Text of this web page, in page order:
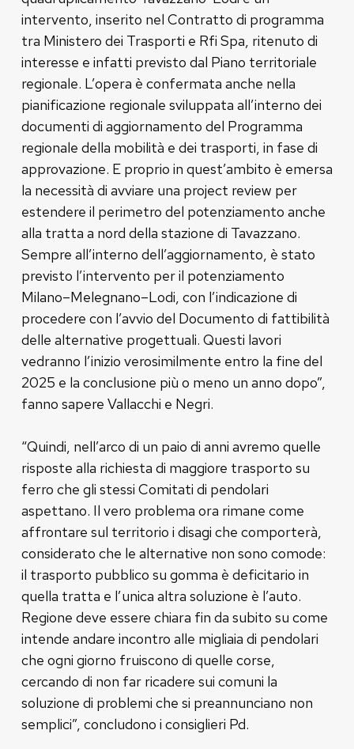
intervento, inserito nel Contratto di programma
tra Ministero dei Trasporti e Rfi Spa, ritenuto di
interesse e infatti previsto dal Piano territoriale
regionale. L’opera è confermata anche nella
pianificazione regionale sviluppata all’interno dei
documenti di aggiornamento del Programma
regionale della mobilità e dei trasporti, in fase di
approvazione. E proprio in quest’ambito è emersa
la necessità di avviare una project review per
estendere il perimetro del potenziamento anche
alla tratta a nord della stazione di Tavazzano.
Sempre all’interno dell’aggiornamento, è stato
previsto l’intervento per il potenziamento
Milano–Melegnano–Lodi, con l’indicazione di
procedere con l’avvio del Documento di fattibilità
delle alternative progettuali. Questi lavori
vedranno l’inizio verosimilmente entro la fine del
2025 e la conclusione più o meno un anno dopo”,
fanno sapere Vallacchi e Negri.
“Quindi, nell’arco di un paio di anni avremo quelle
risposte alla richiesta di maggiore trasporto su
ferro che gli stessi Comitati di pendolari
aspettano. Il vero problema ora rimane come
affrontare sul territorio i disagi che comporterà,
considerato che le alternative non sono comode:
il trasporto pubblico su gomma è deficitario in
quella tratta e l’unica altra soluzione è l’auto.
Regione deve essere chiara fin da subito su come
intende andare incontro alle migliaia di pendolari
che ogni giorno fruiscono di quelle corse,
cercando di non far ricadere sui comuni la
soluzione di problemi che si preannunciano non
semplici”, concludono i consiglieri Pd.